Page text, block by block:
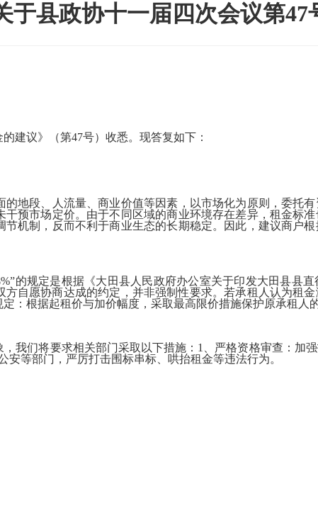
于县政协十一届四次会议第47
议》（第47号）收悉。现答复如下：
段、人流量、商业价值等因素，以市场化为原则，委托有
预市场定价。由于不同区域的商业环境存在差异，租金标
机制，反而不利于商业生态的长期稳定。因此，建议商户
规定是根据《大田县人民政府办公室关于印发大田县县直
方自愿协商达成的约定，并非强制性要求。若承租人认为租
：根据起租价与加价幅度，采取最高限价措施保护原承租人
们将要求相关部门采取以下措施：1、严格资格审查：加
等部门，严厉打击围标串标、哄抬租金等违法行为。